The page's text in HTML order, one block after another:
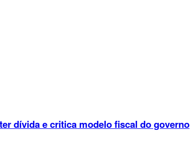
dívida e critica modelo fiscal do governo